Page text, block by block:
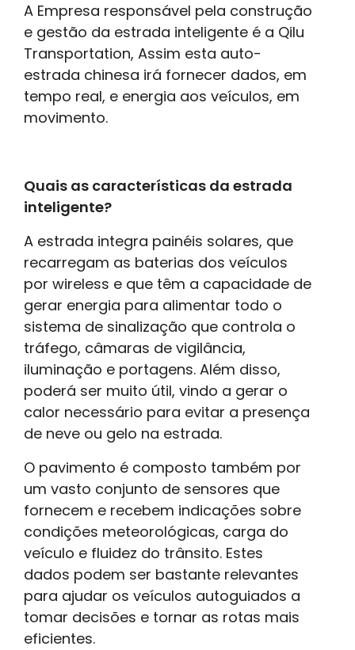
A Empresa responsável pela construção
e gestão da estrada inteligente é a Qilu
Transportation, Assim esta auto-
estrada chinesa irá fornecer dados, em
tempo real, e energia aos veículos, em
movimento.
Quais as características da estrada
inteligente?
A estrada integra painéis solares, que
recarregam as baterias dos veículos
por wireless e que têm a capacidade de
gerar energia para alimentar todo o
sistema de sinalização que controla o
tráfego, câmaras de vigilância,
iluminação e portagens. Além disso,
poderá ser muito útil, vindo a gerar o
calor necessário para evitar a presença
de neve ou gelo na estrada.
O pavimento é composto também por
um vasto conjunto de sensores que
fornecem e recebem indicações sobre
condições meteorológicas, carga do
veículo e fluidez do trânsito. Estes
dados podem ser bastante relevantes
para ajudar os veículos autoguiados a
tomar decisões e tornar as rotas mais
eficientes.